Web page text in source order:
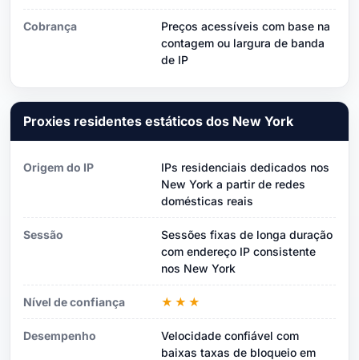
Cobrança
Preços acessíveis com base na
contagem ou largura de banda
de IP
Proxies residentes estáticos dos New York
Origem do IP
IPs residenciais dedicados nos
New York a partir de redes
domésticas reais
Sessão
Sessões fixas de longa duração
com endereço IP consistente
nos New York
Nível de confiança ★★★
Desempenho
Velocidade confiável com
baixas taxas de bloqueio em